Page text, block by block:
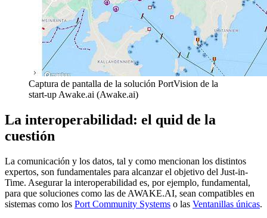
Captura de pantalla de la solución PortVision de la
start-up Awake.ai (Awake.ai)
La interoperabilidad: el quid de la
cuestión
La comunicación y los datos, tal y como mencionan los distintos
expertos, son fundamentales para alcanzar el objetivo del Just-in-
Time. Asegurar la interoperabilidad es, por ejemplo, fundamental,
para que soluciones como las de AWAKE.AI, sean compatibles en
sistemas como los Port Community Systems o las Ventanillas únicas.